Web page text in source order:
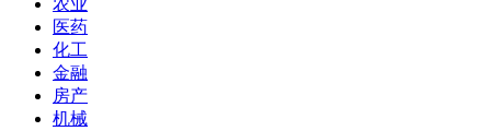
农业
医药
化工
金融
房产
机械